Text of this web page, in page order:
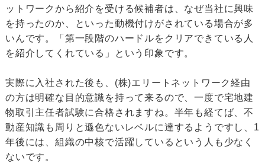
ットワークから紹介を受ける候補者は、なぜ当社に興味
を持ったのか、といった動機付けがされている場合が多
いんです。「第一段階のハードルをクリアできている人
を紹介してくれている」という印象です。
実際に入社された後も、(株)エリートネットワーク経由
の方は明確な目的意識を持って来るので、一度で宅地建
物取引主任者試験に合格されますね。半年も経てば、不
動産知識も周りと遜色ないレベルに達するようですし、1
年後には、組織の中核で活躍しているという人も少なく
ないです。